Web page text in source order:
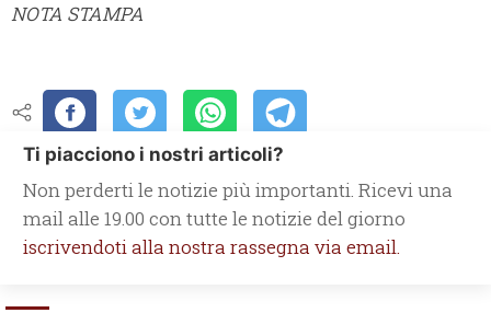
NOTA STAMPA
Ti piacciono i nostri articoli?
Non perderti le notizie più importanti. Ricevi una
mail alle 19.00 con tutte le notizie del giorno
iscrivendoti alla nostra rassegna via email.